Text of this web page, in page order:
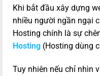
Khi bắt đầu xây dựng
nhiều người ngần ngại
Hosting chính là sự
Hosting (Hosting dùng
Tuy nhiên nếu chỉ nhìn